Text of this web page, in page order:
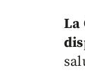
La